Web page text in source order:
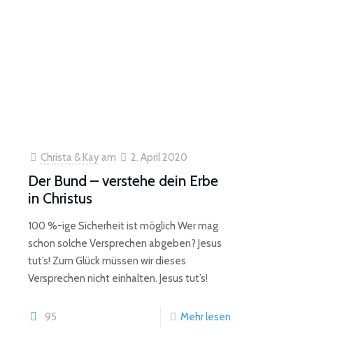
Christa & Kay am 2. April 2020
Der Bund – verstehe dein Erbe
in Christus
100 %-ige Sicherheit ist möglich Wer mag
schon solche Versprechen abgeben? Jesus
tut’s! Zum Glück müssen wir dieses
Versprechen nicht einhalten. Jesus tut’s!
95 Mehr lesen